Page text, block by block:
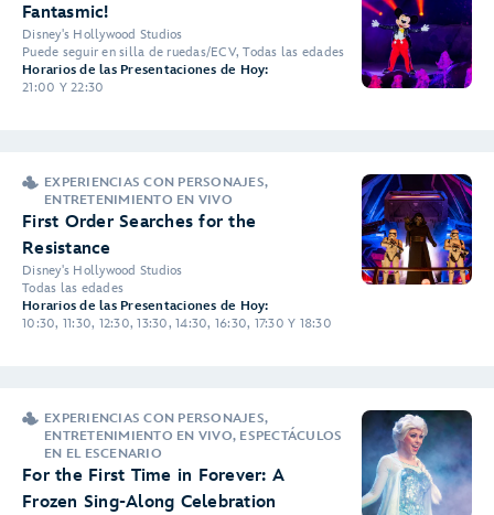
Fantasmic!
Disney's Hollywood Studios
Puede seguir en silla de ruedas/ECV, Todas las edades
Horarios de las Presentaciones de Hoy:
21:00 Y 22:30
EXPERIENCIAS CON PERSONAJES,
ENTRETENIMIENTO EN VIVO
First Order Searches for the
Resistance
Disney's Hollywood Studios
Todas las edades
Horarios de las Presentaciones de Hoy:
10:30, 11:30, 12:30, 13:30, 14:30, 16:30, 17:30 Y 18:30
EXPERIENCIAS CON PERSONAJES,
ENTRETENIMIENTO EN VIVO, ESPECTÁCULOS
EN EL ESCENARIO
For the First Time in Forever: A
Frozen Sing-Along Celebration